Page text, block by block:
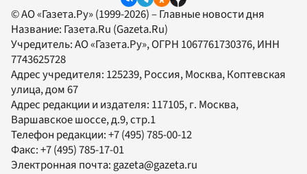
© АО «Газета.Ру» (1999-2026) – Главные новости дня
Название: Газета.Ru (Gazeta.Ru)
Учредитель:АО «Газета.Ру», ОГРН 1067761730376, ИНН
7743625728
Адрес учредителя: 125239, Россия, Москва, Коптевская
улица, дом 67
Адрес редакции и издателя: 117105, г. Москва,
Варшавское шоссе, д.9, стр.1
Телефон редакции:+7 (495) 785-00-12
Факс:+7 (495) 785-17-01
Электронная почта: gazeta@gazeta.ru